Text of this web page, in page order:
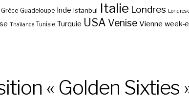
Grèce Guadeloupe Inde Istanbul Italie Londres Londres
Thaïlande Tunisie Turquie USA Venise Vienne week-
« Golden Sixties